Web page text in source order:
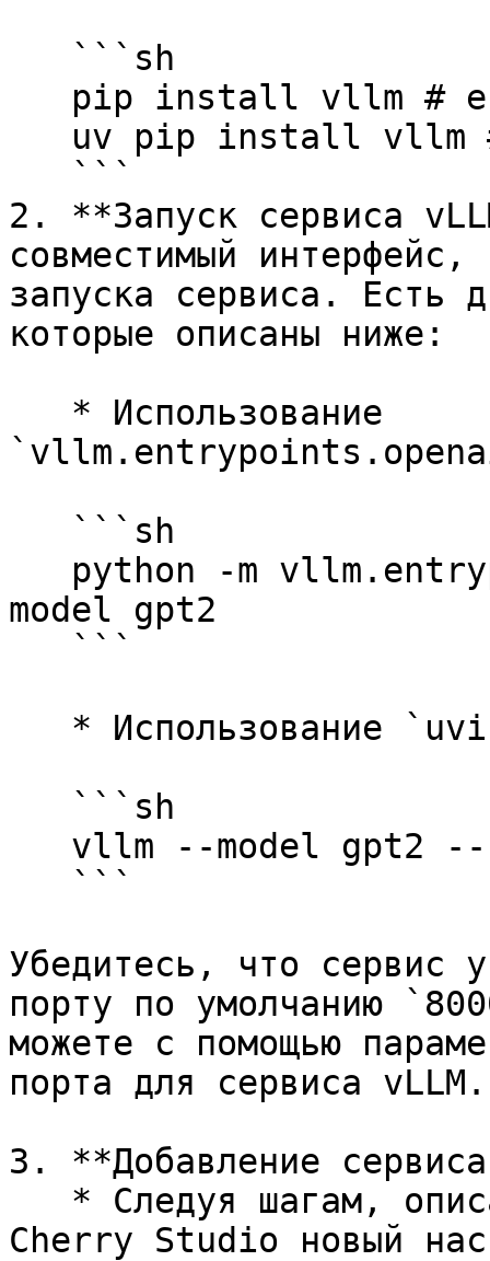
2. **Запуск сервиса
совместимый
запуска сервиса. Есть
которые описаны ниже:
model gpt2
Убедитесь, что сервис
порту по умолчанию
можете с помощью
порта для сервиса vLLM.
3. **Добавление
Cherry Studio новый